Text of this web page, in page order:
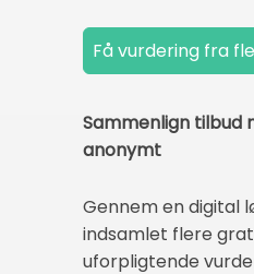
Sammenlign tilbud
anonymt
Gennem en digital
indsamlet flere
uforpligtende